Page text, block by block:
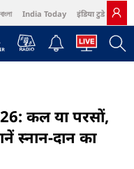
বাংলা India Today इंडिया टुडे हिंदी
Harper's Bazaar Northeast
कल या परसों,
स्नान-दान का